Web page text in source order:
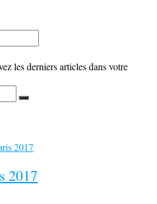
les derniers articles dans votre
2017